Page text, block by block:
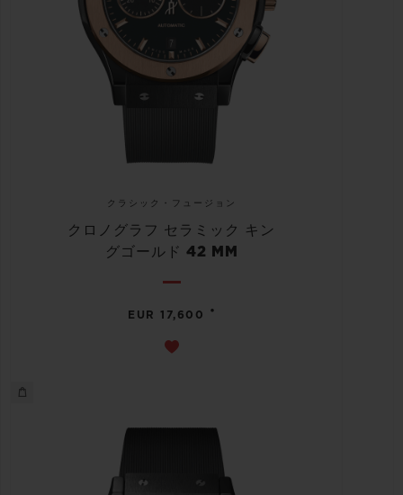
クラシック・フュージョン
クロノグラフ セラミック キン
グゴールド 42 MM
EUR 17,600 •